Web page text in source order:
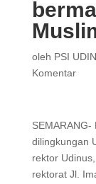
oleh PSI
Komentar
dilingkungan
rektor
rektorat Jl.